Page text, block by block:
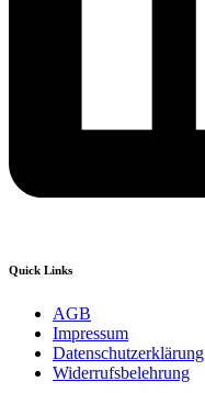
Quick Links
AGB
Impressum
Datenschutzerklärung
Widerrufsbelehrung